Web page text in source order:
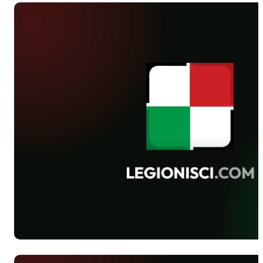
Nadnarwiankę, trampkarze starsi po
juniorów młodszych CWKS został